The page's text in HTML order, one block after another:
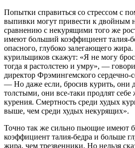
Попытки справиться со стрессом с
выпивки могут привести к двойным
сравнению с некурящими того же
имеют больший коэффициент талия-
опасного, глубоко залегающего
курильщиков скажут: «Я не могу
тогда я растолстею и умру», —
директор Фрэмингемского сердечно-
— Но даже если, бросив курить, они
толстыми, они все-таки продлят себе
курения. Смертность среди худых
выше, чем среди худых некурящих».
Точно так же сильно пьющие имеют
коэффициент талия-бедра и больше
жира, чем трезвенники. Но нельзя